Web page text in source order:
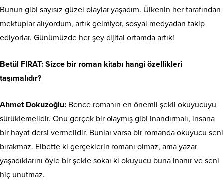
Bunun gibi sayısız güzel olaylar yaşadım. Ülkenin her tarafından
mektuplar alıyordum, artık gelmiyor, sosyal medyadan takip
ediyorlar. Günümüzde her şey dijital ortamda artık!
Betül FIRAT: Sizce bir roman kitabı hangi özellikleri
taşımalıdır?
Ahmet Dokuzoğlu: Bence romanın en önemli şekli okuyucuyu
sürüklemelidir. Onu gerçek bir olaymış gibi inandırmalı, insana
bir hayat dersi vermelidir. Bunlar varsa bir romanda okuyucu seni
bırakmaz. Elbette ki gerçeklerin romanı olmaz, ama yazar
yaşadıklarını öyle bir şekle sokar ki okuyucu buna inanır ve seni
hiç unutmaz.